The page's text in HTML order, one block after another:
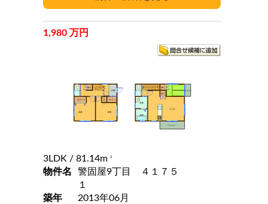
1,980 万円
3LDK / 81.14m 2
物件名
警固屋9丁目 ４１７５
１
築年
2013年06月